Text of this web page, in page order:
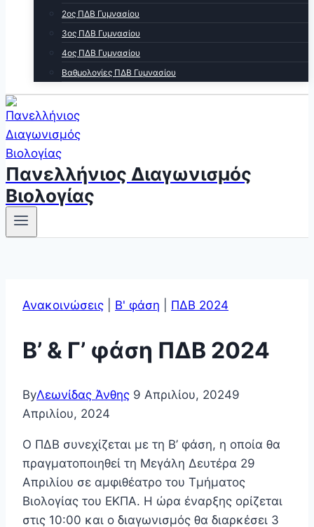
2ος ΠΔΒ Γυμνασίου
3ος ΠΔΒ Γυμνασίου
4ος ΠΔΒ Γυμνασίου
Βαθμολογίες ΠΔΒ Γυμνασίου
Πανελλήνιος Διαγωνισμός
Βιολογίας
Ανακοινώσεις Β' φάση ΠΔΒ 2024
Β’ & Γ’ φάση ΠΔΒ 2024
ByΛεωνίδας Άνθης 9 Απριλίου, 20249
Απριλίου, 2024
Ο ΠΔΒ συνεχίζεται με τη Β’ φάση, η οποία θα
πραγματοποιηθεί τη Μεγάλη Δευτέρα 29
Απριλίου σε αμφιθέατρο του Τμήματος
Βιολογίας του ΕΚΠΑ. Η ώρα έναρξης ορίζεται
στις 10:00 και ο διαγωνισμός θα διαρκέσει 3